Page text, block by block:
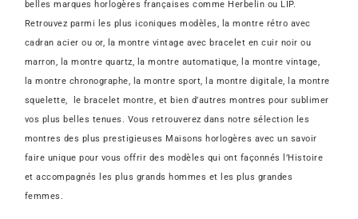
belles marques horlogères françaises comme Herbelin ou LIP.
Retrouvez parmi les plus iconiques modèles, la montre rétro avec
cadran acier ou or, la montre vintage avec bracelet en cuir noir ou
marron, la montre quartz, la montre automatique, la montre vintage,
la montre chronographe, la montre sport, la montre digitale, la montre
squelette, le bracelet montre, et bien d’autres montres pour sublimer
vos plus belles tenues. Vous retrouverez dans notre sélection les
montres des plus prestigieuses Maisons horlogères avec un savoir
faire unique pour vous offrir des modèles qui ont façonnés l’Histoire
et accompagnés les plus grands hommes et les plus grandes
femmes.